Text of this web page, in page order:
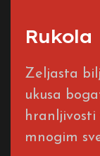
Rukola
Zeljasta
ukusa
hranljivosti
mnogim